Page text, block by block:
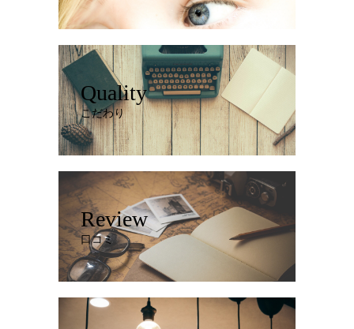
Quality
こだわり
Review
口コミ